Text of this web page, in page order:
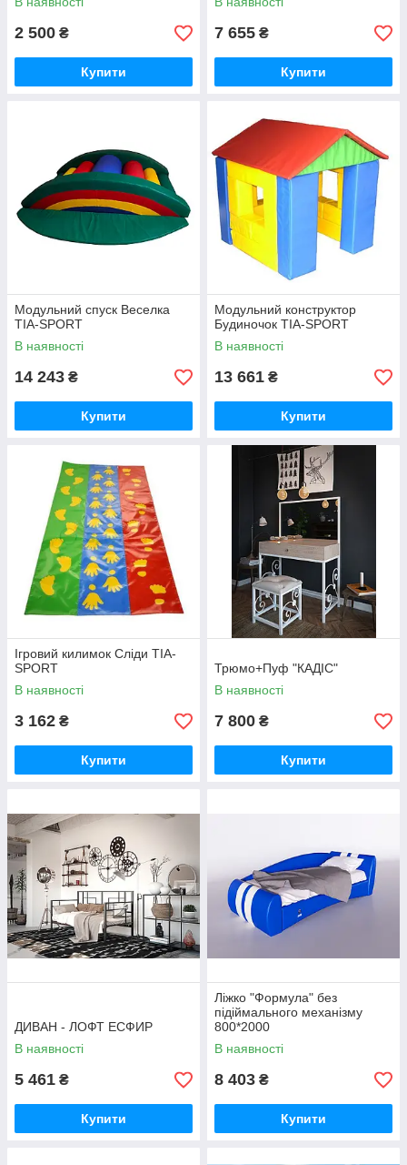
2 500 ₴
Купити
7 655 ₴
Купити
Модульний спуск Веселка
TIA-SPORT
В наявності
14 243 ₴
Купити
Модульний конструктор
Будиночок TIA-SPORT
В наявності
13 661 ₴
Купити
Ігровий килимок Сліди TIA-
SPORT
В наявності
3 162 ₴
Купити
Трюмо+Пуф "КАДІС"
В наявності
7 800 ₴
Купити
ДИВАН - ЛОФТ ЕСФИР
В наявності
5 461 ₴
Купити
Ліжко "Формула" без
підіймального механізму
800*2000
В наявності
8 403 ₴
Купити